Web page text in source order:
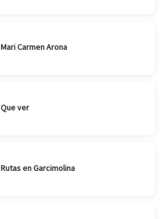
Mari Carmen Arona
Que ver
Rutas en Garcimolina